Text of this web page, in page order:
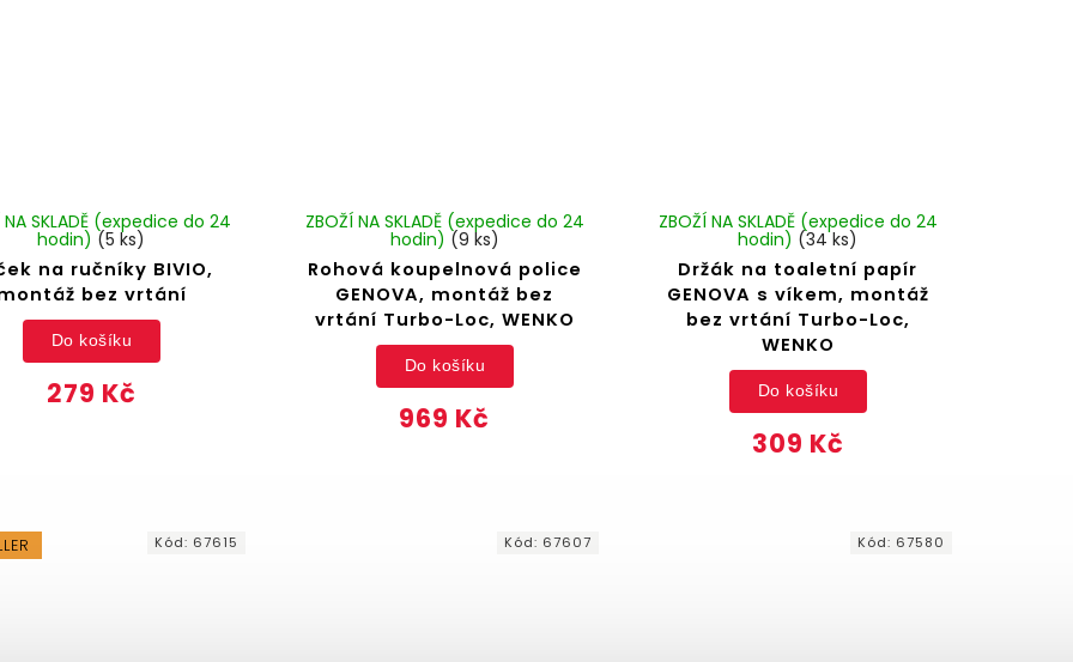
na ručníky BIVIO,
bez vrtání
NA SKLADĚ (expedice do 24
hodin) (5 ks)
279 Kč
Do košíku
Rohová koupelnová police
GENOVA, montáž bez
vrtání Turbo-Loc, WENKO
ZBOŽÍ NA SKLADĚ (expedice do 24
hodin) (9 ks)
969 Kč
Do košíku
Držák na toaletní papír
GENOVA s víkem, montáž
bez vrtání Turbo-Loc,
WENKO
ZBOŽÍ NA SKLADĚ (expedice do 24
hodin) (34 ks)
309 Kč
Do košíku
Kód: 67615 Kód: 67607 Kód: 67580